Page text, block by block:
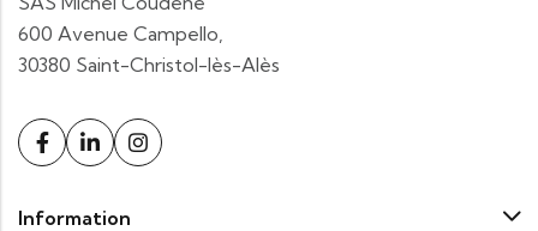
600 Avenue Campello,
30380 Saint-Christol-lès-Alès
Information